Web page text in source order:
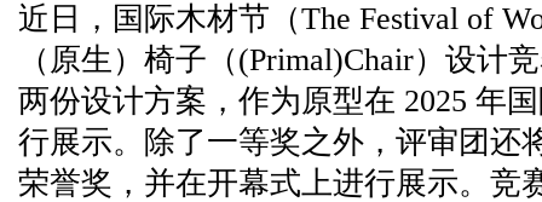
近日，国际木材节 （The Festival of
（原生）椅子（(Primal)Chair）设计
两份设计方案，作为原型在 2025 年
行展示。除了一等奖之外，评审团还
荣誉奖，并在开幕式上进行展示。竞